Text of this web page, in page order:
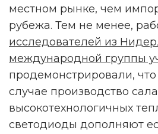
местном рынке, чем
рубежа. Тем не менее,
исследователей из
международной группы
продемонстрировали,
случае производство
высокотехнологичных
светодиоды дополняют